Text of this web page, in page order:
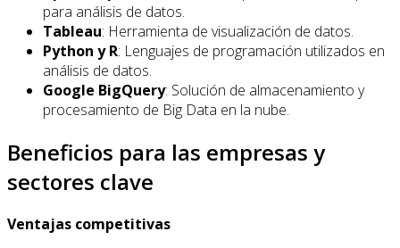
para análisis de datos.
Tableau: Herramienta de visualización de datos.
Python y R: Lenguajes de programación utilizados en
análisis de datos.
Google BigQuery: Solución de almacenamiento y
procesamiento de Big Data en la nube.
Beneficios para las empresas y
sectores clave
Ventajas competitivas